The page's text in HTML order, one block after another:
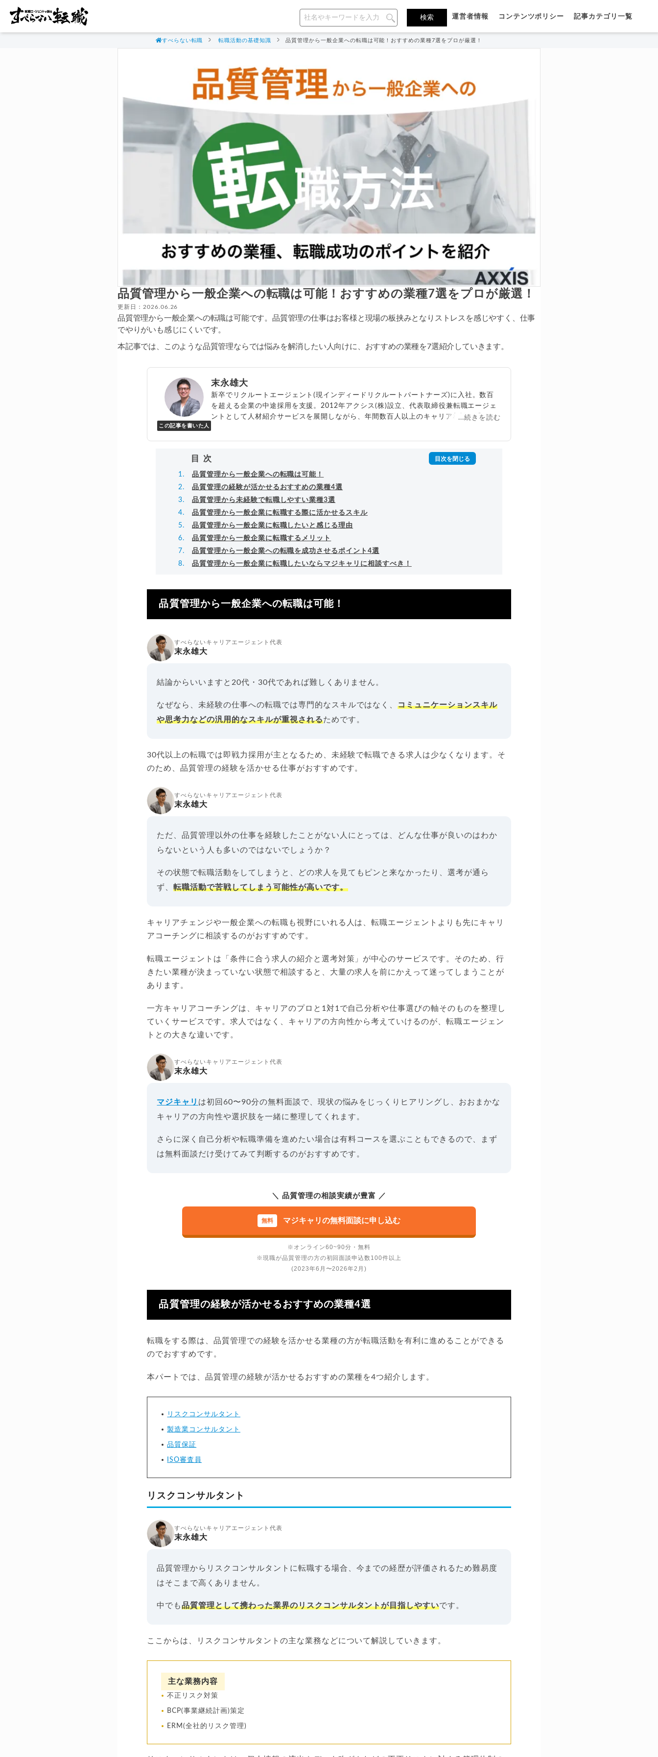
運営者情報 コンテンツポリシー 記事カテゴリ一覧
すべらない転職 転職活動の基礎知識 品質管理から一般企業への転職は可能！おすすめの業種7選をプロが厳選！
品質管理から一般企業への転職は可能！おすすめの業種7選をプロが厳選！
更新日：2026.06.26
品質管理から一般企業への転職は可能です。品質管理の仕事はお客様と現場の板挟みとなりストレスを感じやすく、仕事
でやりがいも感じにくいです。
本記事では、このような品質管理ならでは悩みを解消したい人向けに、おすすめの業種を7選紹介していきます。
この記事を書いた人
末永雄大
新卒でリクルートエージェント(現インディードリクルートパートナーズ)に入社。数百
を超える企業の中途採用を支援。2012年アクシス(株)設立、代表取締役兼転職エージェ
ントとして人材紹介サービスを展開しながら、年間数百人以上のキャリア相談に乗る。
...続きを読む
目次
品質管理から一般企業への転職は可能！
品質管理の経験が活かせるおすすめの業種4選
品質管理から未経験で転職しやすい業種3選
品質管理から一般企業に転職する際に活かせるスキル
品質管理から一般企業に転職したいと感じる理由
品質管理から一般企業に転職するメリット
品質管理から一般企業への転職を成功させるポイント4選
品質管理から一般企業に転職したいならマジキャリに相談すべき！
品質管理から一般企業への転職は可能！
すべらないキャリアエージェント代表
末永雄大
結論からいいますと20代・30代であれば難しくありません。
なぜなら、未経験の仕事への転職では専門的なスキルではなく、コミュニケーションスキル
や思考力などの汎用的なスキルが重視されるためです。
30代以上の転職では即戦力採用が主となるため、未経験で転職できる求人は少なくなります。そ
のため、品質管理の経験を活かせる仕事がおすすめです。
すべらないキャリアエージェント代表
末永雄大
ただ、品質管理以外の仕事を経験したことがない人にとっては、どんな仕事が良いのはわか
らないという人も多いのではないでしょうか？
その状態で転職活動をしてしまうと、どの求人を見てもピンと来なかったり、選考が通ら
ず、転職活動で苦戦してしまう可能性が高いです。
キャリアチェンジや一般企業への転職も視野にいれる人は、転職エージェントよりも先にキャリ
アコーチングに相談するのがおすすめです。
転職エージェントは「条件に合う求人の紹介と選考対策」が中心のサービスです。そのため、行
きたい業種が決まっていない状態で相談すると、大量の求人を前にかえって迷ってしまうことが
あります。
一方キャリアコーチングは、キャリアのプロと1対1で自己分析や仕事選びの軸そのものを整理し
ていくサービスです。求人ではなく、キャリアの方向性から考えていけるのが、転職エージェン
トとの大きな違いです。
すべらないキャリアエージェント代表
末永雄大
マジキャリ は初回60〜90分の無料面談で、現状の悩みをじっくりヒアリングし、おおまかな
キャリアの方向性や選択肢を一緒に整理してくれます。
さらに深く自己分析や転職準備を進めたい場合は有料コースを選ぶこともできるので、まず
は無料面談だけ受けてみて判断するのがおすすめです。
＼ 品質管理の相談実績が豊富 ／
マジキャリの無料面談に申し込む
※オンライン60~90分・無料
※現職が品質管理の方の初回面談申込数100件以上
(2023年6月〜2026年2月)
品質管理の経験が活かせるおすすめの業種4選
転職をする際は、品質管理での経験を活かせる業種の方が転職活動を有利に進めることができる
のでおすすめです。
本パートでは、品質管理の経験が活かせるおすすめの業種を4つ紹介します。
リスクコンサルタント
製造業コンサルタント
品質保証
ISO審査員
リスクコンサルタント
すべらないキャリアエージェント代表
末永雄大
品質管理からリスクコンサルタントに転職する場合、今までの経歴が評価されるため難易度
はそこまで高くありません。
中でも品質管理として携わった業界のリスクコンサルタントが目指しやすいです。
ここからは、リスクコンサルタントの主な業務などについて解説していきます。
主な業務内容
不正リスク対策
BCP(事業継続計画)策定
ERM(全社的リスク管理)